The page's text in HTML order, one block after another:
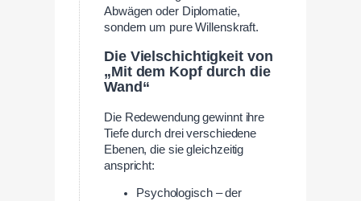
Abwägen oder Diplomatie,
sondern um pure Willenskraft.
Die Vielschichtigkeit von
„Mit dem Kopf durch die
Wand“
Die Redewendung gewinnt ihre
Tiefe durch drei verschiedene
Ebenen, die sie gleichzeitig
anspricht:
Psychologisch – der